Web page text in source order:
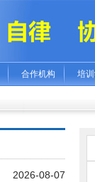
合作机构 培
2026-08-07